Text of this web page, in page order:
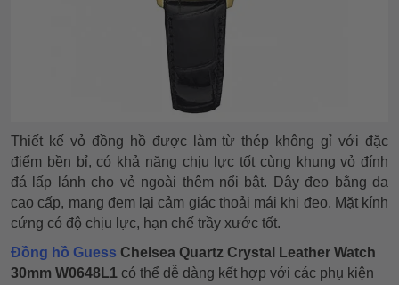
Thiết kế vỏ đồng hồ được làm từ thép không gỉ với đặc
điểm bền bỉ, có khả năng chịu lực tốt cùng khung vỏ đính
đá lấp lánh cho vẻ ngoài thêm nổi bật. Dây đeo bằng da
cao cấp, mang đem lại cảm giác thoải mái khi đeo. Mặt kính
cứng có độ chịu lực, hạn chế trầy xước tốt.
Đồng hồ Guess Chelsea Quartz Crystal Leather Watch
30mm W0648L1 có thể dễ dàng kết hợp với các phụ kiện